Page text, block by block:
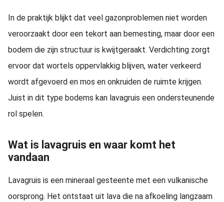
In de praktijk blijkt dat veel gazonproblemen niet worden
veroorzaakt door een tekort aan bemesting, maar door een
bodem die zijn structuur is kwijtgeraakt. Verdichting zorgt
ervoor dat wortels oppervlakkig blijven, water verkeerd
wordt afgevoerd en mos en onkruiden de ruimte krijgen.
Juist in dit type bodems kan lavagruis een ondersteunende
rol spelen.
Wat is lavagruis en waar komt het
vandaan
Lavagruis is een mineraal gesteente met een vulkanische
oorsprong. Het ontstaat uit lava die na afkoeling langzaam